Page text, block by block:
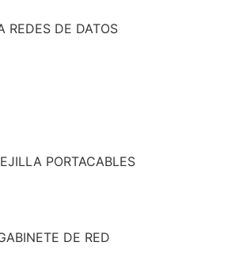
REDES DE DATOS
PORTACABLES
DE RED